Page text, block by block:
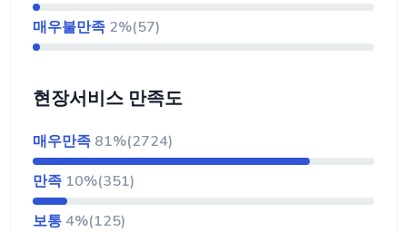
매우불만족 2%(57)
현장서비스 만족도
매우만족 81%(2724)
만족 10%(351)
보통 4%(125)